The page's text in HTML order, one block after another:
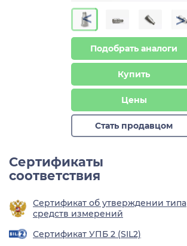
> >
Подобрать аналоги
Купить
Цены
Стать продавцом
Сертификаты
соответствия
Сертификат об утверждении типа
средств измерений
Сертификат УПБ 2 (SIL2)